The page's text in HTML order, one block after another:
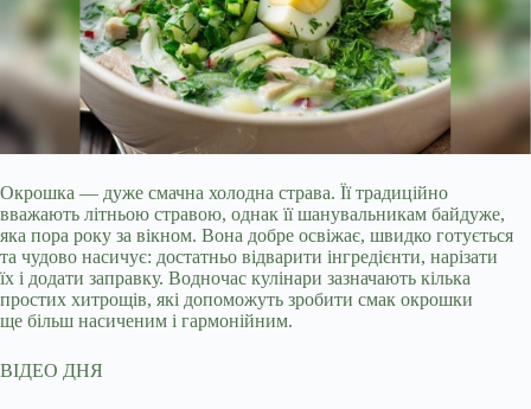
Окрошка — дуже смачна холодна страва. Її традиційно
вважають літньою стравою, однак її шанувальникам байдуже,
яка пора року за вікном. Вона добре освіжає, швидко готується
та чудово насичує: достатньо відварити інгредієнти, нарізати
їх і додати заправку. Водночас кулінари зазначають кілька
простих хитрощів, які допоможуть зробити смак окрошки
ще більш насиченим і гармонійним.
ВІДЕО ДНЯ